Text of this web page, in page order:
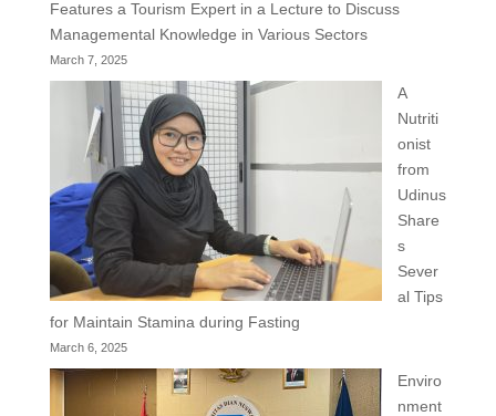
Features a Tourism Expert in a Lecture to Discuss
Managemental Knowledge in Various Sectors
March 7, 2025
A
Nutriti
onist
from
Udinus
Share
s
Sever
al Tips
for Maintain Stamina during Fasting
March 6, 2025
Enviro
nment